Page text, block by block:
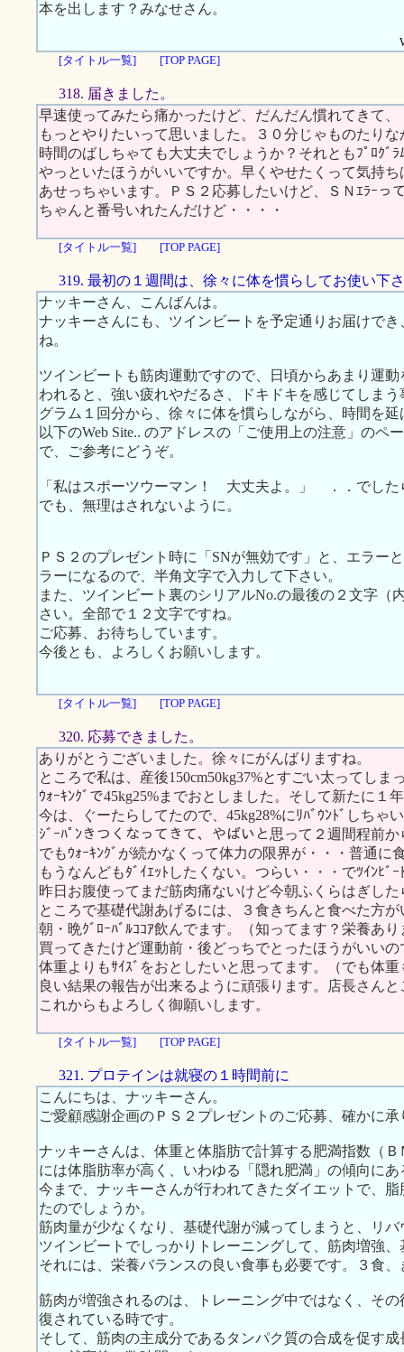
本を出します？みなせさん。
[タイトル一覧]
[TOP PAGE]
318. 届きました。
早速使ってみたら痛かったけど、だんだん慣れてきて、
もっとやりたいって思いました。３０分じゃものたりな
時間のばしちゃても大丈夫でしょうか？それともﾌﾟﾛｸﾞﾗ
やっといたほうがいいですか。早くやせたくって気持ち
あせっちゃいます。ＰＳ２応募したいけど、ＳＮｴﾗｰっ
ちゃんと番号いれたんだけど・・・・
[タイトル一覧] [TOP PAGE]
319. 最初の１週間は、徐々に体を慣らしてお使い下
ナッキーさん、こんばんは。
ナッキーさんにも、ツインビートを予定通りお届けで
ね。
ツインビートも筋肉運動ですので、日頃からあまり運
われると、強い疲れやだるさ、ドキドキを感じてしま
グラム１回分から、徐々に体を慣らしながら、時間を
以下のWeb Site.. のアドレスの「ご使用上の注意」のペ
で、ご参考にどうぞ。
「私はスポーツウーマン！ 大丈夫よ。」 ．．でした
でも、無理はされないように。
ＰＳ２のプレゼント時に「SNが無効です」と、エラー
ラーになるので、半角文字で入力して下さい。
また、ツインビート裏のシリアルNo.の最後の２文字（
さい。全部で１２文字ですね。
ご応募、お待ちしています。
今後とも、よろしくお願いします。
[タイトル一覧] [TOP PAGE]
320. 応募できました。
ありがとうございました。徐々にがんばりますね。
ところで私は、産後150cm50kg37%とすごい太ってしま
ｳｫｰｷﾝｸﾞで45kg25%までおとしました。そして新たに１
今は、ぐーたらしてたので、45kg28%にﾘﾊﾞｳﾝﾄﾞしちゃ
ｼﾞｰﾊﾟﾝきつくなってきて、やばいと思って２週間程前か
でもｳｫｰｷﾝｸﾞが続かなくって体力の限界が・・・普通に
もうなんどもﾀﾞｲｴｯﾄしたくない。つらい・・・でﾂｲﾝﾋﾞ
昨日お腹使ってまだ筋肉痛ないけど今朝ふくらはぎし
ところで基礎代謝あげるには、３食きちんと食べた方
朝・晩ｸﾞﾛｰﾊﾞﾙｺｺｱ飲んでます。（知ってます？栄養あ
買ってきたけど運動前・後どっちでとったほうがいいの
体重よりもｻｲｽﾞをおとしたいと思ってます。（でも体
良い結果の報告が出来るように頑張ります。店長さん
これからもよろしく御願いします。
[タイトル一覧] [TOP PAGE]
321. プロテインは就寝の１時間前に
こんにちは、ナッキーさん。
ご愛顧感謝企画のＰＳ２プレゼントのご応募、確かに
ナッキーさんは、体重と体脂肪で計算する肥満指数（
には体脂肪率が高く、いわゆる「隠れ肥満」の傾向に
今まで、ナッキーさんが行われてきたダイエットで、
たのでしょうか。
筋肉量が少なくなり、基礎代謝が減ってしまうと、リ
ツインビートでしっかりトレーニングして、筋肉増強
それには、栄養バランスの良い食事も必要です。３食
筋肉が増強されるのは、トレーニング中ではなく、そ
復されている時です。
そして、筋肉の主成分であるタンパク質の合成を促す